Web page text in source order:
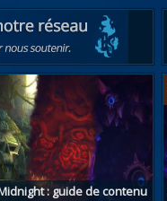
: guide de contenu